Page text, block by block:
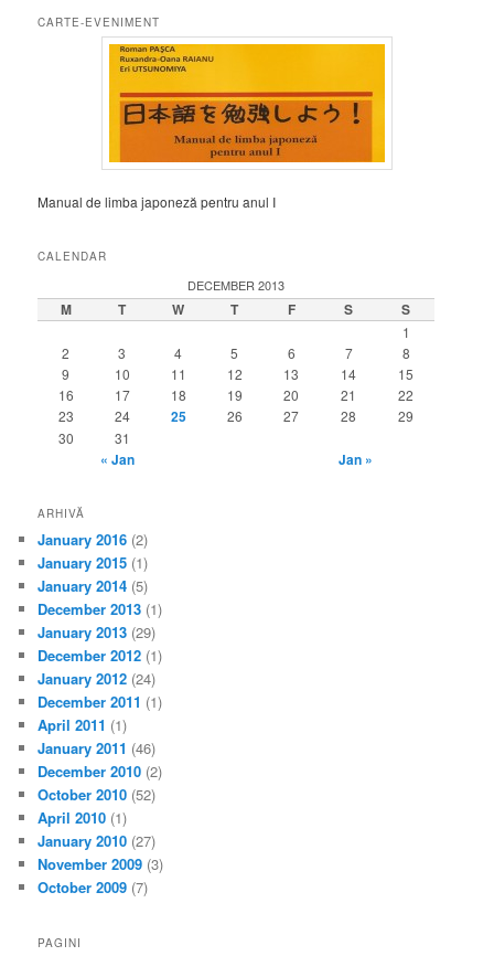
CARTE-EVENIMENT
Manual de limba japoneză pentru anul I
CALENDAR
DECEMBER 2013
M T W T F S S
1
2
3 4 5 6 7
8
9
10 11 12 13 14
15
16
17 18 19 20 21
22
23
24 25 26 27 28
29
30
31
« Jan Jan »
ARHIVĂ
January 2016 (2)
January 2015 (1)
January 2014 (5)
December 2013 (1)
January 2013 (29)
December 2012 (1)
January 2012 (24)
December 2011 (1)
April 2011 (1)
January 2011 (46)
December 2010 (2)
October 2010 (52)
April 2010 (1)
January 2010 (27)
November 2009 (3)
October 2009 (7)
PAGINI